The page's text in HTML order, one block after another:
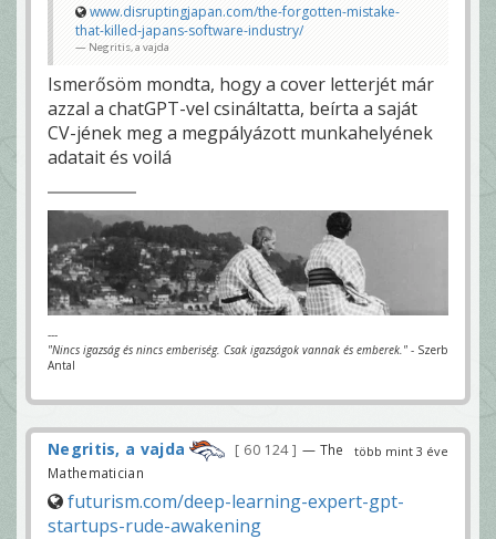
www.disruptingjapan.com/the-forgotten-mistake-
that-killed-japans-software-industry/
Negritis, a vajda
Ismerősöm mondta, hogy a cover letterjét már
azzal a chatGPT-vel csináltatta, beírta a saját
CV-jének meg a megpályázott munkahelyének
adatait és voilá
---
"Nincs igazság és nincs emberiség. Csak igazságok vannak és emberek." - Szerb
Antal
több mint 3 éve
Negritis, a vajda 60 124
— The
Mathematician
futurism.com/deep-learning-expert-gpt-
startups-rude-awakening